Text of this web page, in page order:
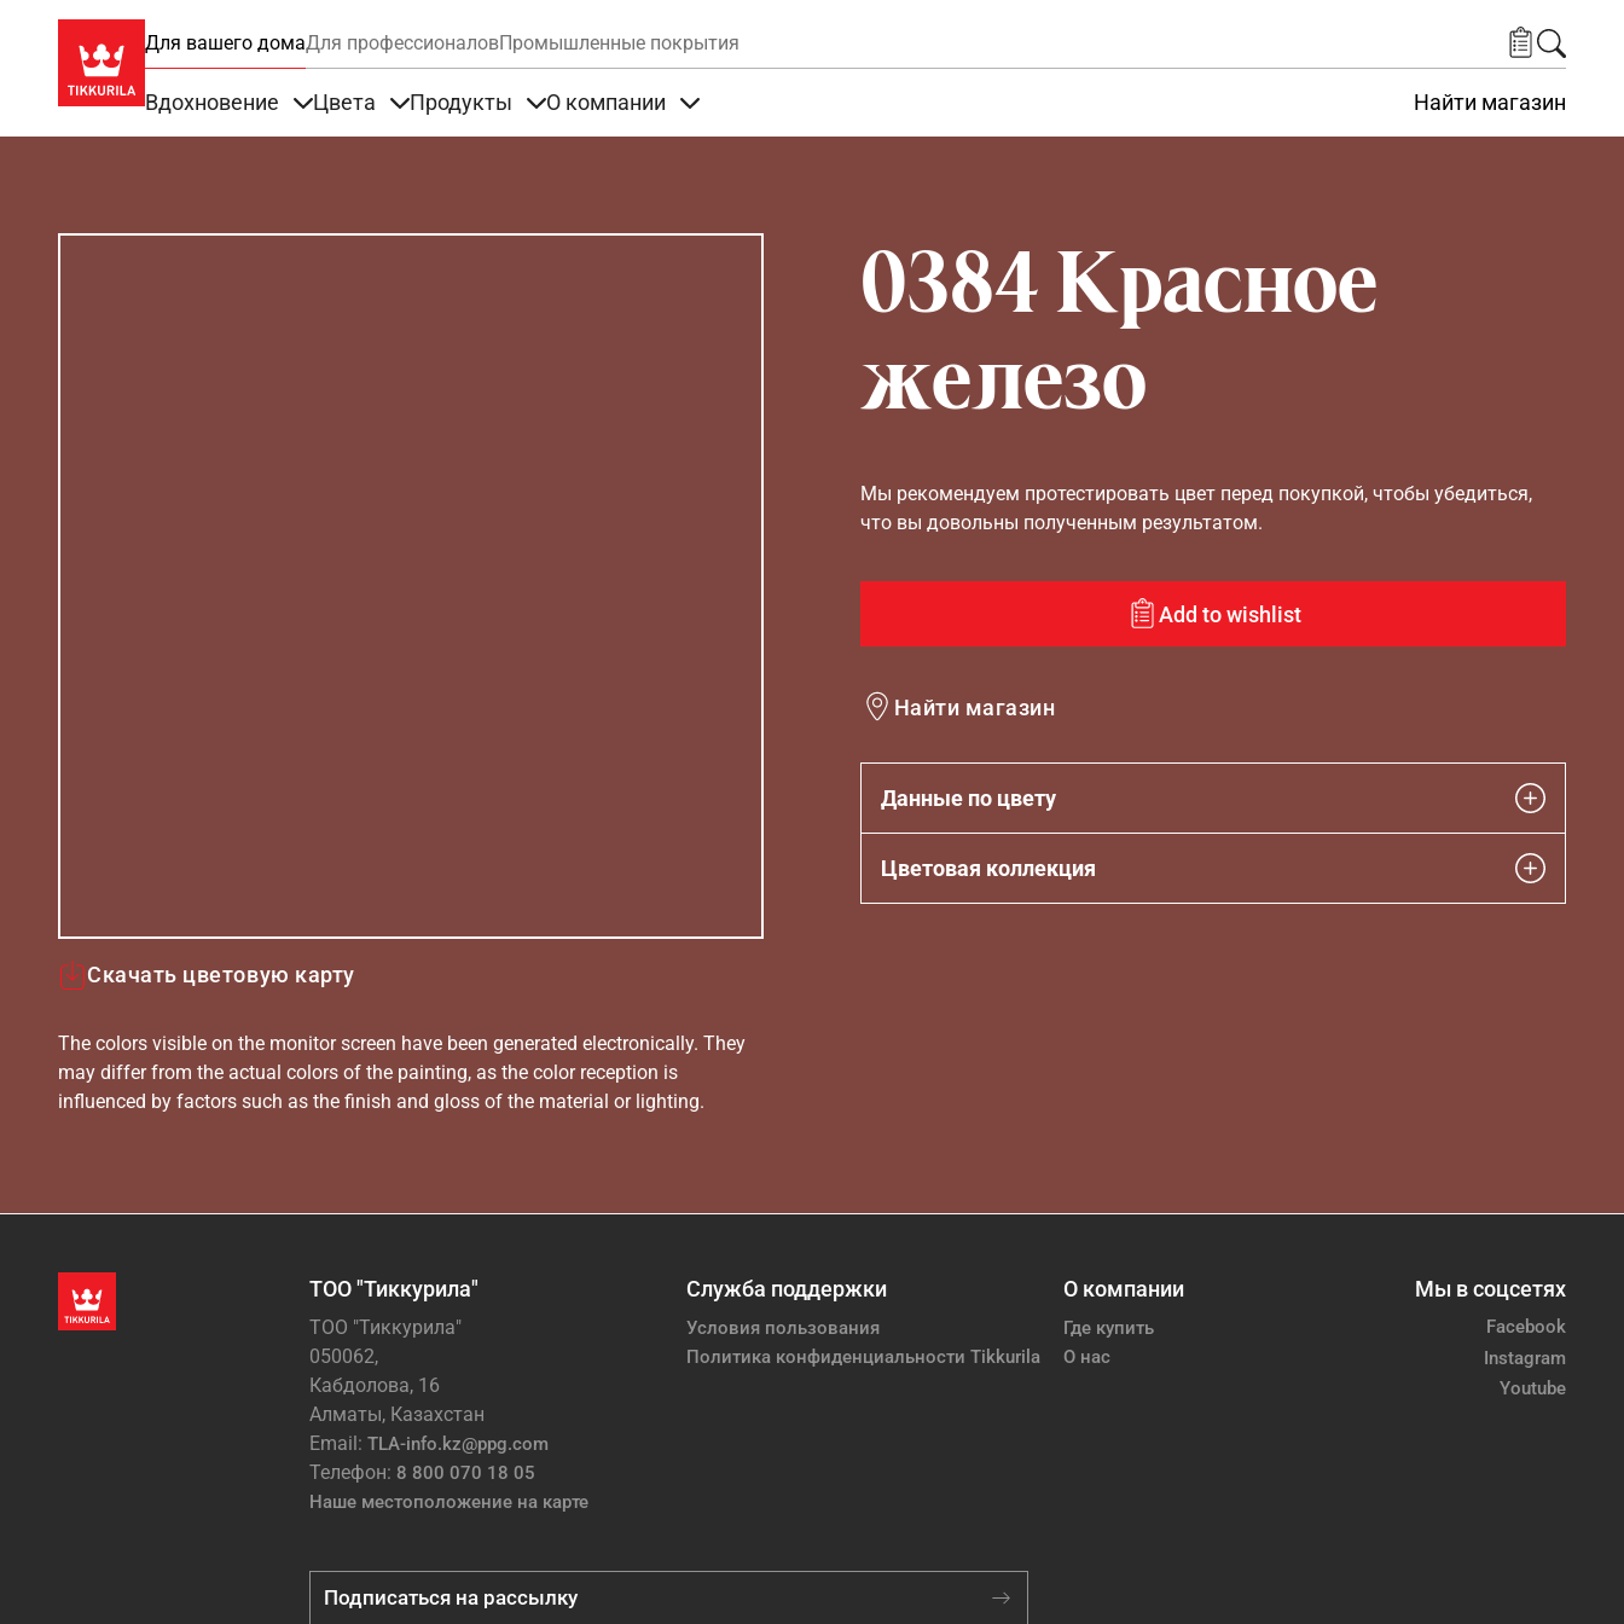
Для вашего домаДля профессионаловПромышленные покрытия
Вдохновение Цвета Продукты О компании Найти магазин
0384 Красное
железо
Скачать цветовую карту
The colors visible on the monitor screen have been generated electronically. They
may differ from the actual colors of the painting, as the color reception is
influenced by factors such as the finish and gloss of the material or lighting.
Мы рекомендуем протестировать цвет перед покупкой, чтобы убедиться,
что вы довольны полученным результатом.
Add to wishlist
Найти магазин
Данные по цвету
Цветовая коллекция
ТОО "Тиккурила"
ТОО "Тиккурила"
050062,
Кабдолова, 16
Алматы, Казахстан
Email: TLA-info.kz@ppg.com
Телефон: 8 800 070 18 05
Наше местоположение на карте
Служба поддержки
Условия пользования
Политика конфиденциальности Tikkurila
О компании
Где купить
О нас
Мы в соцсетях
Facebook
Instagram
Youtube
Подписаться на рассылку